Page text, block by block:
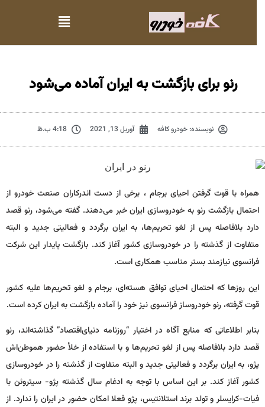
رنو برای بازگشت به ایران آماده می‌شود
نویسنده:خودرو کافه آوریل 13, 2021 4:18 ب.ظ
همراه با قوت گرفتن احیای برجام ، برخی از دست اندرکاران صنعت خودرو از
احتمال بازگشت رنو به خودروسازی ایران خبر می‌دهند. گفته می‌شود، رنو قصد
دارد بلافاصله پس از لغو تحریم‌ها، به ایران برگردد و فعالیتی جدید و البته
متفاوت از گذشته را در خودروسازی کشور آغاز کند. بازگشت پایدار این شرکت
فرانسوی نیازمند بستر مناسب همکاری است.
این روزها که احتمال احیای توافق هسته‌ای، برجام و لغو تحریم‌ها علیه کشور
قوت گرفته، رنو خودروساز فرانسوی نیز خود را آماده بازگشت به ایران کرده است.
بنابر اطلاعاتی که منابع آگاه در اختیار “روزنامه دنیای‌اقتصاد” گذاشته‌اند، رنو
قصد دارد بلافاصله پس از لغو تحریم‌ها و با استفاده از خلأ حضور هموطن‌اش
پژو، به ایران برگردد و فعالیتی جدید و البته متفاوت از گذشته را در خودروسازی
کشور آغاز کند. بر این اساس با توجه به ادغام سال گذشته پژو- سیتروئن با
فیات-کرایسلر و تولد برند استلانتیس، پژو فعلا امکان حضور در ایران را ندارد. از